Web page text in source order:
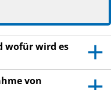
wenden Sie sich
persönlich
an Dritte weiter.
auch wenn
haben wie Sie.
wofür wird es
von